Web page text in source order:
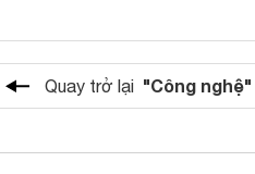
Quay trở lại "Công nghệ"